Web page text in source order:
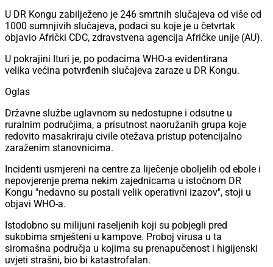
U DR Kongu zabilježeno je 246 smrtnih slučajeva od više od
1000 sumnjivih slučajeva, podaci su koje je u četvrtak
objavio Afrički CDC, zdravstvena agencija Afričke unije (AU).
U pokrajini Ituri je, po podacima WHO-a evidentirana
velika većina potvrđenih slučajeva zaraze u DR Kongu.
Oglas
Državne službe uglavnom su nedostupne i odsutne u
ruralnim područjima, a prisutnost naoružanih grupa koje
redovito masakriraju civile otežava pristup potencijalno
zaraženim stanovnicima.
Incidenti usmjereni na centre za liječenje oboljelih od ebole i
nepovjerenje prema nekim zajednicama u istočnom DR
Kongu "nedavno su postali velik operativni izazov", stoji u
objavi WHO-a.
Istodobno su milijuni raseljenih koji su pobjegli pred
sukobima smješteni u kampove. Proboj virusa u ta
siromašna područja u kojima su prenapučenost i higijenski
uvjeti strašni, bio bi katastrofalan.